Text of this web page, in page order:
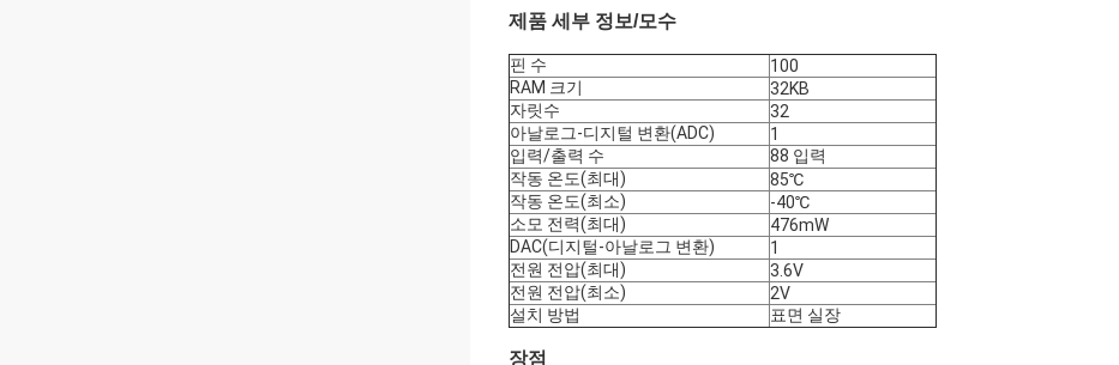
제품 세부 정보/모수
핀 수
100
RAM 크기
32KB
자릿수
32
아날로그-디지털 변환(ADC)
1
입력/출력 수
88 입력
작동 온도(최대)
85℃
작동 온도(최소)
-40℃
소모 전력(최대)
476mW
DAC(디지털-아날로그 변환)
1
전원 전압(최대)
3.6V
전원 전압(최소)
2V
설치 방법
표면 실장
장점